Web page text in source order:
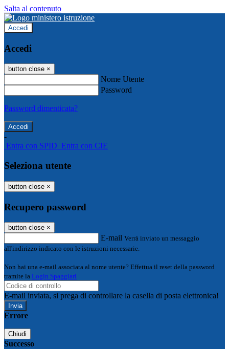
Salta al contenuto
Accedi
Accedi
button close ×
Nome Utente
Password
Password dimenticata?
-
Entra con SPID Entra con CIE
Seleziona utente
button close ×
Recupero password
button close ×
E-mail Verrà inviato un messaggio
all'indirizzo indicato con le istruzioni necessarie.
Non hai una e-mail associata al nome utente? Effettua il reset della password
tramite la Login Spaggiari
E-mail inviata, si prega di controllare la casella di posta elettronica!
Errore
Chiudi
Successo